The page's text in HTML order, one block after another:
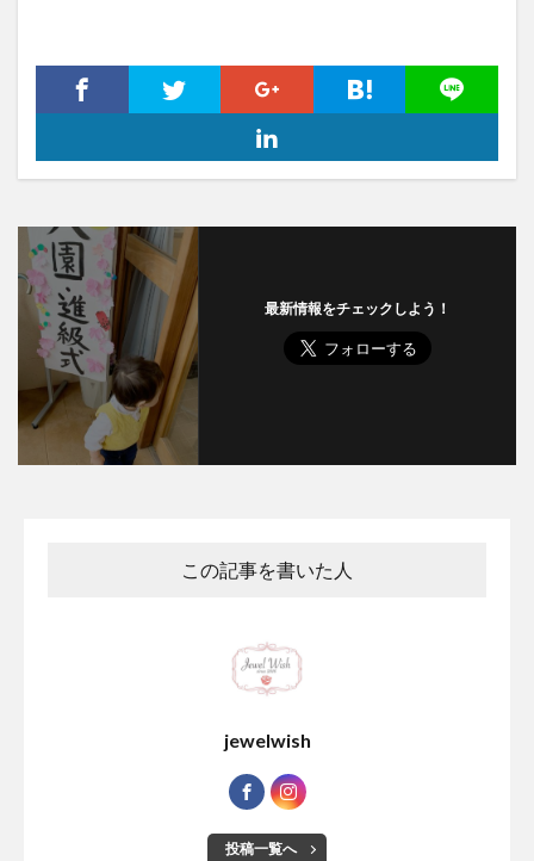
最新情報をチェックしよう！
この記事を書いた人
jewelwish
投稿一覧へ